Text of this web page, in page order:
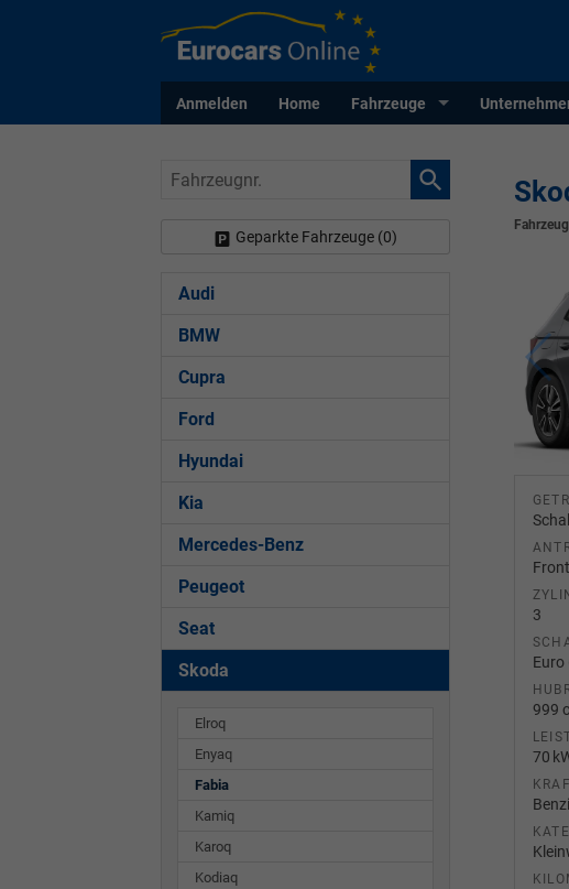
Anmelden Home Fahrzeuge
3
Euro
999
70
Fahrzeugnr.
Geparkte Fahrzeuge (0)
Audi
BMW
Cupra
Ford
Hyundai
Kia
Mercedes-Benz
Peugeot
Seat
Skoda
Elroq
Enyaq
Fabia
Kamiq
Karoq
Kodiaq